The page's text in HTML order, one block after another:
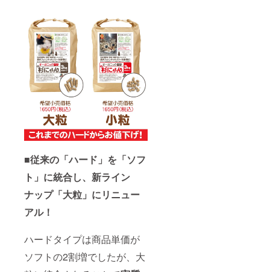
■従来の「ハード」を「ソフ
ト」に統合し、新ライン
ナップ「大粒」にリニュー
アル！
ハードタイプは商品単価が
ソフトの2割増でしたが、大